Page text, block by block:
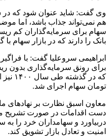
هم نمی‌تواند جذاب باشد، اما
سهام برای سرمایه‌گذاران کم
بانک را دارند که در بازار سهام
ابراهیمی سروعلیا گفت: با
برای رونق سرمایه‌گذاری بدون
تومان سهام اجرای شد.
معاون اسبق نظارت بر نهادهای
دست اقدامات در صورت تشریح
دربیاورد و سهامداران خرد را
امنیت و تعادل بازار تشویق کند.